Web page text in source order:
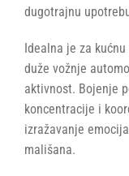
dugotrajnu
Idealna je za
duže vožnje
aktivnost. Bojenje
koncentracije i
izražavanje
mališana.